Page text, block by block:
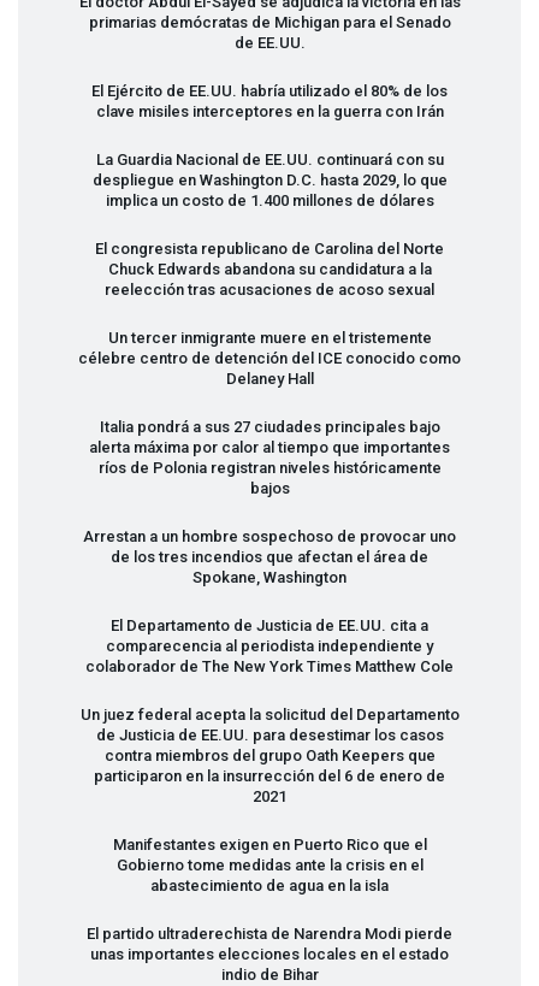
primarias demócratas de Michigan para el Senado
de EE.UU.
El Ejército de EE.UU. habría utilizado el 80% de los
clave misiles interceptores en la guerra con Irán
La Guardia Nacional de EE.UU. continuará con su
despliegue en Washington D.C. hasta 2029, lo que
implica un costo de 1.400 millones de dólares
El congresista republicano de Carolina del Norte
Chuck Edwards abandona su candidatura a la
reelección tras acusaciones de acoso sexual
Un tercer inmigrante muere en el tristemente
célebre centro de detención del ICE conocido como
Delaney Hall
Italia pondrá a sus 27 ciudades principales bajo
alerta máxima por calor al tiempo que importantes
ríos de Polonia registran niveles históricamente
bajos
Arrestan a un hombre sospechoso de provocar uno
de los tres incendios que afectan el área de
Spokane, Washington
El Departamento de Justicia de EE.UU. cita a
comparecencia al periodista independiente y
colaborador de The New York Times Matthew Cole
Un juez federal acepta la solicitud del Departamento
de Justicia de EE.UU. para desestimar los casos
contra miembros del grupo Oath Keepers que
participaron en la insurrección del 6 de enero de
2021
Manifestantes exigen en Puerto Rico que el
Gobierno tome medidas ante la crisis en el
abastecimiento de agua en la isla
El partido ultraderechista de Narendra Modi pierde
unas importantes elecciones locales en el estado
indio de Bihar